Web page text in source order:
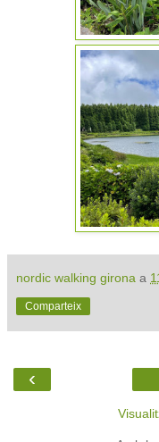
nordic walking girona a
Comparteix
‹